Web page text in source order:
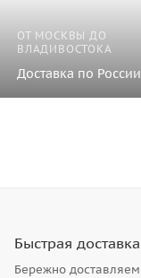
ОТ МОСКВЫ ДО
ВЛАДИВОСТОКА
Доставка по России
Быстрая доставка
Бережно доставляем